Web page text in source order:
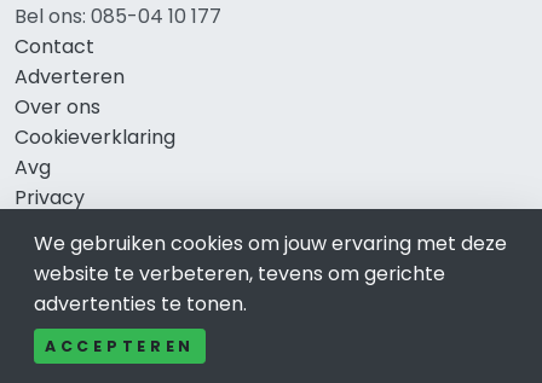
Bel ons: 085-04 10 177
Contact
Adverteren
Over ons
Cookieverklaring
Avg
Privacy
Direct naar
Rijscholen Veenendaal
We gebruiken cookies om jouw ervaring met deze
website te verbeteren, tevens om gerichte
advertenties te tonen.
ACCEPTEREN